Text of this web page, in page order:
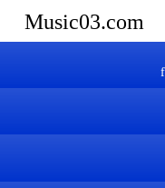
Music03.com